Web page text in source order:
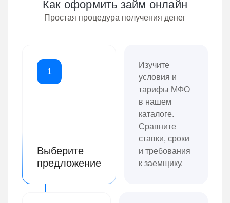
Как оформить займ онлайн
Простая процедура получения денег
1
Выберите
предложение
Изучите
условия и
тарифы МФО
в нашем
каталоге.
Сравните
ставки, сроки
и требования
к заемщику.